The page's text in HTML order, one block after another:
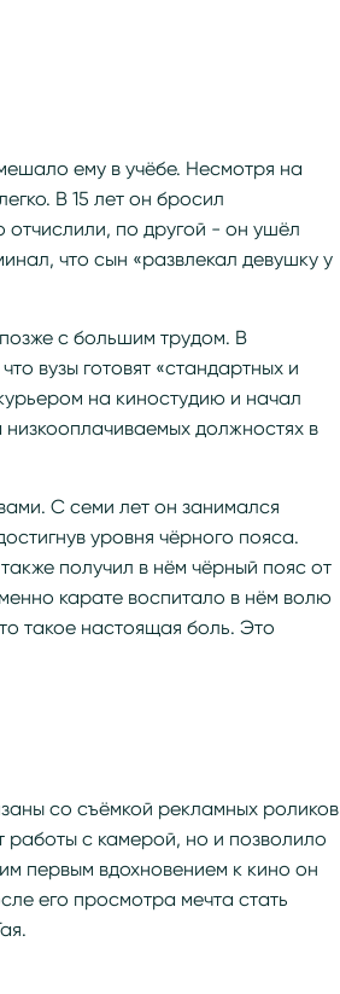
ему в учёбе. Несмотря на
В 15 лет он бросил
по другой - он ушёл
что сын «развлекал девушку у
с большим трудом. В
вузы готовят «стандартных и
на киностудию и начал
должностях в
С семи лет он занимался
уровня чёрного пояса.
получил в нём чёрный пояс от
карате воспитало в нём волю
такое настоящая боль. Это
со съёмкой рекламных роликов
работы с камерой, но и позволило
первым вдохновением к кино он
его просмотра мечта стать